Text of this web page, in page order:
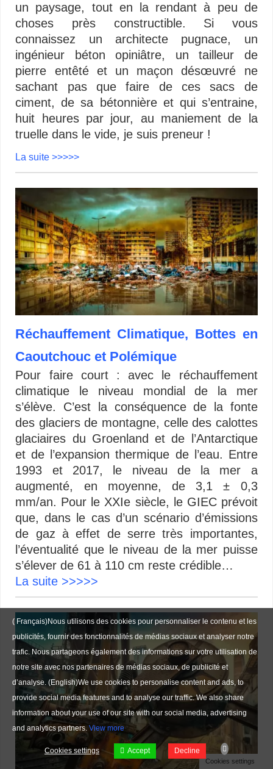
un paysage, tout en la rendant à peu de
choses près constructible. Si vous
connaissez un architecte pugnace, un
ingénieur béton opiniâtre, un tailleur de
pierre entêté et un maçon désœuvré ne
sachant pas que faire de ces sacs de
ciment, de sa bétonnière et qui s’entraine,
huit heures par jour, au maniement de la
truelle dans le vide, je suis preneur !
La suite >>>>>
Réchauffement Climatique, Bottes en
Caoutchouc et Polémique
Pour faire court : avec le réchauffement
climatique le niveau mondial de la mer
s’élève. C’est la conséquence de la fonte
des glaciers de montagne, celle des calottes
glaciaires du Groenland et de l’Antarctique
et de l’expansion thermique de l’eau. Entre
1993 et 2017, le niveau de la mer a
augmenté, en moyenne, de 3,1 ± 0,3
mm/an. Pour le XXIe siècle, le GIEC prévoit
que, dans le cas d’un scénario d’émissions
de gaz à effet de serre très importantes,
l’éventualité que le niveau de la mer puisse
s’élever de 61 à 110 cm reste crédible…
La suite >>>>>
( Français)Nous utilisons des cookies pour personnaliser le contenu et les
publicités, fournir des fonctionnalités de médias sociaux et analyser notre
trafic. Nous partageons également des informations sur votre utilisation de
notre site avec nos partenaires de médias sociaux, de publicité et
d’analyse. (English)We use cookies to personalise content and ads, to
provide social media features and to analyse our traffic. We also share
information about your use of our site with our social media, advertising
and analytics partners. View more
Cookies settings Accept Decline
Cookies settings